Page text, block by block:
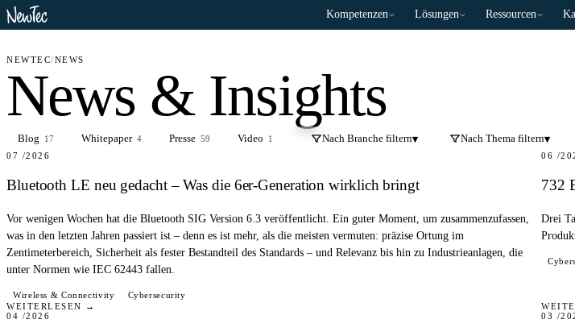
Kompetenzen Lösungen Ressourcen
NEWTEC/NEWS
News & Insights
Blog 17 Whitepaper 4 Presse 59 Video 1 Nach Branche filtern▾ Nach Thema filtern▾
BLOG
07 /2026
Bluetooth LE neu gedacht – Was die 6er-Generation wirklich bringt
Vor wenigen Wochen hat die Bluetooth SIG Version 6.3 veröffentlicht. Ein guter Moment, um zusammenzufassen,
was in den letzten Jahren passiert ist – denn es ist mehr, als die meisten vermuten: präzise Ortung im
Zentimeterbereich, Sicherheit als fester Bestandteil des Standards – und Relevanz bis hin zu Industrieanlagen, die
unter Normen wie IEC 62443 fallen.
Wireless & Connectivity Cybersecurity
WEITERLESEN →
06 /
732
Drei
BLOG
04 /2026 03 /